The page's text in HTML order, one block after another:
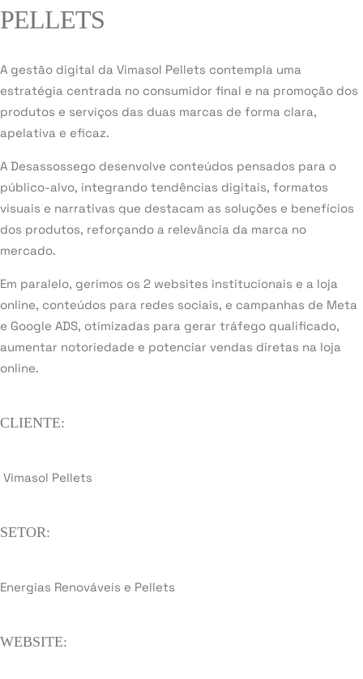
PELLETS
A gestão digital da Vimasol Pellets contempla uma
estratégia centrada no consumidor final e na promoção dos
produtos e serviços das duas marcas de forma clara,
apelativa e eficaz.
A Desassossego desenvolve conteúdos pensados para o
público-alvo, integrando tendências digitais, formatos
visuais e narrativas que destacam as soluções e benefícios
dos produtos, reforçando a relevância da marca no
mercado.
Em paralelo, gerimos os 2 websites institucionais e a loja
online, conteúdos para redes sociais, e campanhas de Meta
e Google ADS, otimizadas para gerar tráfego qualificado,
aumentar notoriedade e potenciar vendas diretas na loja
online.
CLIENTE:
Vimasol Pellets
SETOR:
Energias Renováveis e Pellets
WEBSITE: